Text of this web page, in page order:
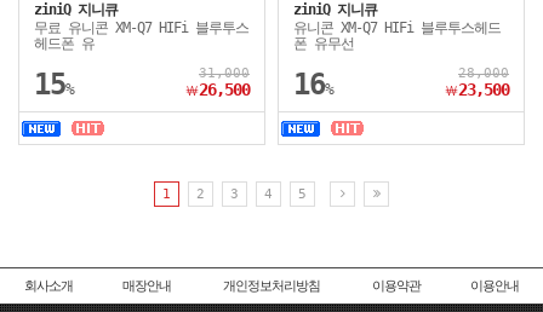
ziniQ 지니큐
무료 유니콘 XM-Q7 HIFi 블루투스
헤드폰 유
15%
31,000
￦26,500
ziniQ 지니큐
유니콘 XM-Q7 HIFi 블루투스헤드
폰 유무선
16%
28,000
￦23,500
1 2 3 4 5
회사소개 매장안내 개인정보처리방침 이용약관 이용안내